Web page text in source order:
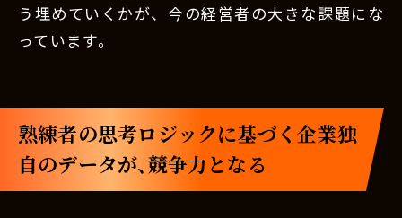
う埋めていくかが、今の経営者の大きな課題にな
っています。
熟練者の思考ロジックに基づく企業独
自のデータが、競争力となる